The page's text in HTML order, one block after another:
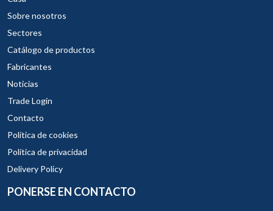
Sobre nosotros
Sectores
Catálogo de productos
Fabricantes
Noticias
Trade Login
Contacto
Política de cookies
Política de privacidad
Delivery Policy
PONERSE EN CONTACTO